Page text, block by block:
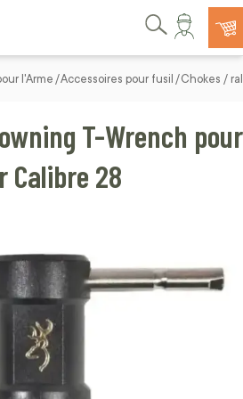
Rechercher
l'Arme Accessoires pour fusil Chokes /
T-Wrench pour
Calibre 28